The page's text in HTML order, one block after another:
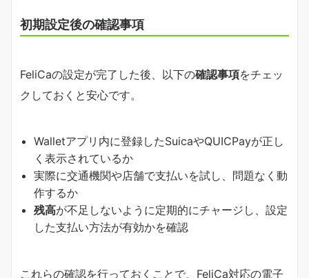
初期設定後の確認事項
FeliCaの設定が完了した後、以下の確認事項をチェッ
クしておくと安心です。
Walletアプリ内に登録したSuicaやQUICPayが正し
く表示されているか
実際に交通機関や店舗で支払いを試し、問題なく動
作するか
残高が不足しないように定期的にチャージし、設定
した支払い方法が有効かを確認
これらの確認を行っておくことで、FeliCa対応の電子